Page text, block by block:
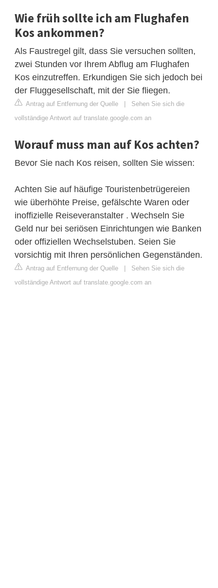
Wie früh sollte ich am Flughafen
Kos ankommen?
Als Faustregel gilt, dass Sie versuchen sollten,
zwei Stunden vor Ihrem Abflug am Flughafen
Kos einzutreffen. Erkundigen Sie sich jedoch bei
der Fluggesellschaft, mit der Sie fliegen.
Antrag auf Entfernung der Quelle | Sehen Sie sich die
vollständige Antwort auf translate.google.com an
Worauf muss man auf Kos achten?
Bevor Sie nach Kos reisen, sollten Sie wissen:
Achten Sie auf häufige Touristenbetrügereien
wie überhöhte Preise, gefälschte Waren oder
inoffizielle Reiseveranstalter . Wechseln Sie
Geld nur bei seriösen Einrichtungen wie Banken
oder offiziellen Wechselstuben. Seien Sie
vorsichtig mit Ihren persönlichen Gegenständen.
Antrag auf Entfernung der Quelle | Sehen Sie sich die
vollständige Antwort auf translate.google.com an